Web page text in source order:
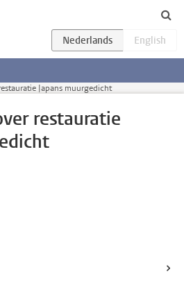
Japans muurgedicht
restauratie